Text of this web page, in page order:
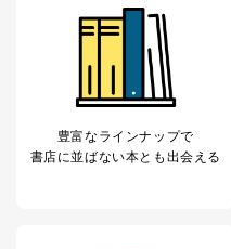
豊富なラインナップで
書店に並ばない本とも出会える